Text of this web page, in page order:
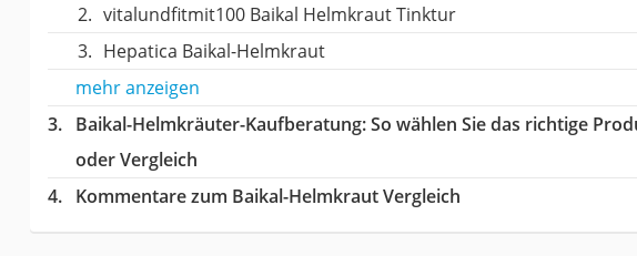
‎vitalundfitmit100 Baikal Helmkraut Tinktur
Hepatica Baikal-Helmkraut
mehr anzeigen
Baikal-Helmkräuter-Kaufberatung: So wählen Sie das richtige
oder Vergleich
Kommentare zum Baikal-Helmkraut Vergleich